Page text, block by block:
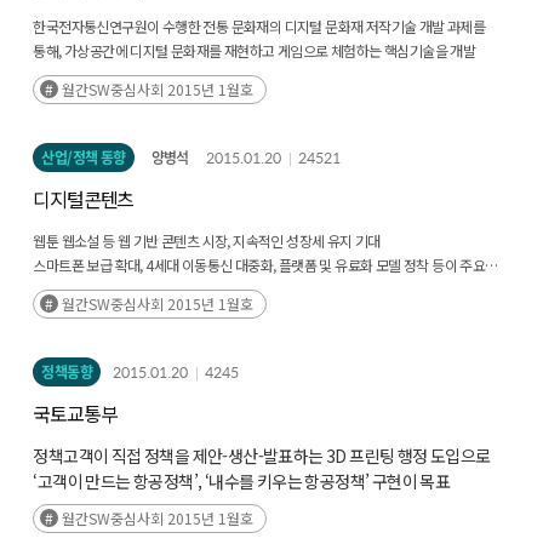
한국전자통신연구원이 수행한 전통 문화재의 디지털 문화재 저작기술 개발 과제를
통해, 가상공간에 디지털 문화재를 재현하고 게임으로 체험하는 핵심기술을 개발
월간SW중심사회 2015년 1월호
산업/정책 동향 양병석 2015.01.20 24521
디지털콘텐츠
웹툰 웹소설 등 웹 기반 콘텐츠 시장, 지속적인 성장세 유지 기대
스마트폰 보급 확대, 4세대 이동통신 대중화, 플랫폼 및 유료화 모델 정착 등이 주요
성장 요인
웹 기반 콘텐츠는 원소스멀티유즈로의 활용이 용이해 드라마, 영화, 게임 등 2차
월간SW중심사회 2015년 1월호
정책동향 2015.01.20 4245
국토교통부
정책고객이 직접 정책을 제안-생산-발표하는 3D 프린팅 행정 도입으로
‘고객이 만드는 항공정책’, ‘내수를 키우는 항공정책’ 구현이 목표
고객 중심 항공정책 구현을 위해 항공 소비자, 미래항공산업, 항공운송업
등 3개 분과로 구성된 제1기 항공정책고객위원회를 구성
월간SW중심사회 2015년 1월호